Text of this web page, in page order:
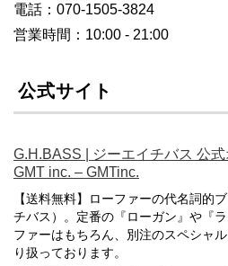
電話：070-1505-3824
営業時間：10:00 - 21:00
公式サイト
G.H.BASS | ジーエイチバス 公
GMT inc. – GMTinc.
【送料無料】ローファーの代名詞的
チバス）。定番の『ローガン』や『
ファーはもちろん、別注のスペシャ
り扱っております。